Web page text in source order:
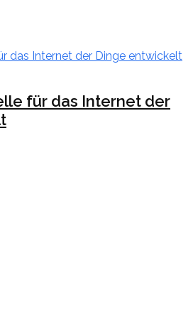
für das Internet der